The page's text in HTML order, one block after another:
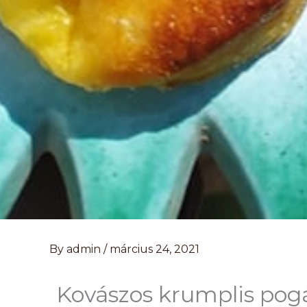
By admin / március 24, 2021
Kovászos krumplis